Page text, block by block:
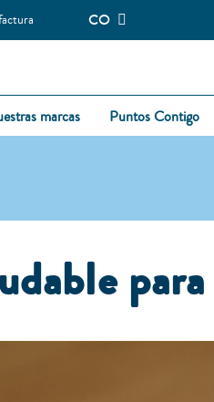
CO
marcas Puntos Contigo